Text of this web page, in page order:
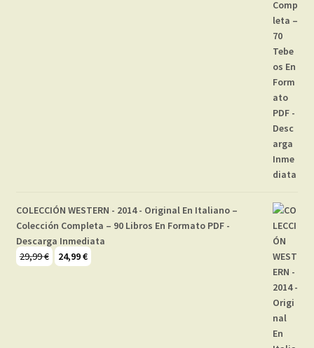
COLECCIÓN WESTERN - 2014 - Original En Italiano –
Colección Completa – 90 Libros En Formato PDF -
Descarga Inmediata
29,99€
El24,99€